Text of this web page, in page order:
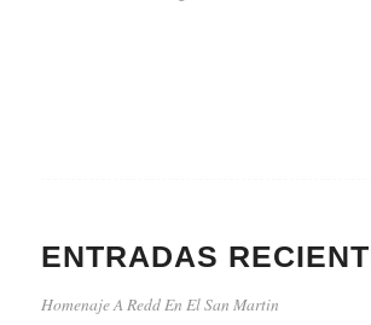
ENTRADAS
Homenaje A Redd En El San Martin